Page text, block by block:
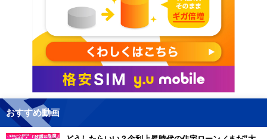
おすすめ動画